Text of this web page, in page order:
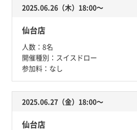
2025.06.26（木）18:00〜
仙台店
人数： 8名
開催種別： スイスドロー
参加料： なし
2025.06.27（金）18:00〜
仙台店